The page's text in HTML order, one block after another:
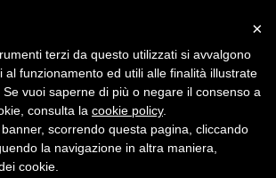
×
terzi da questo utilizzati si avvalgono
al funzionamento ed utili alle finalità illustrate
Se vuoi saperne di più o negare il consenso a
consulta la cookie policy.
scorrendo questa pagina, cliccando
la navigazione in altra maniera,
cookie.